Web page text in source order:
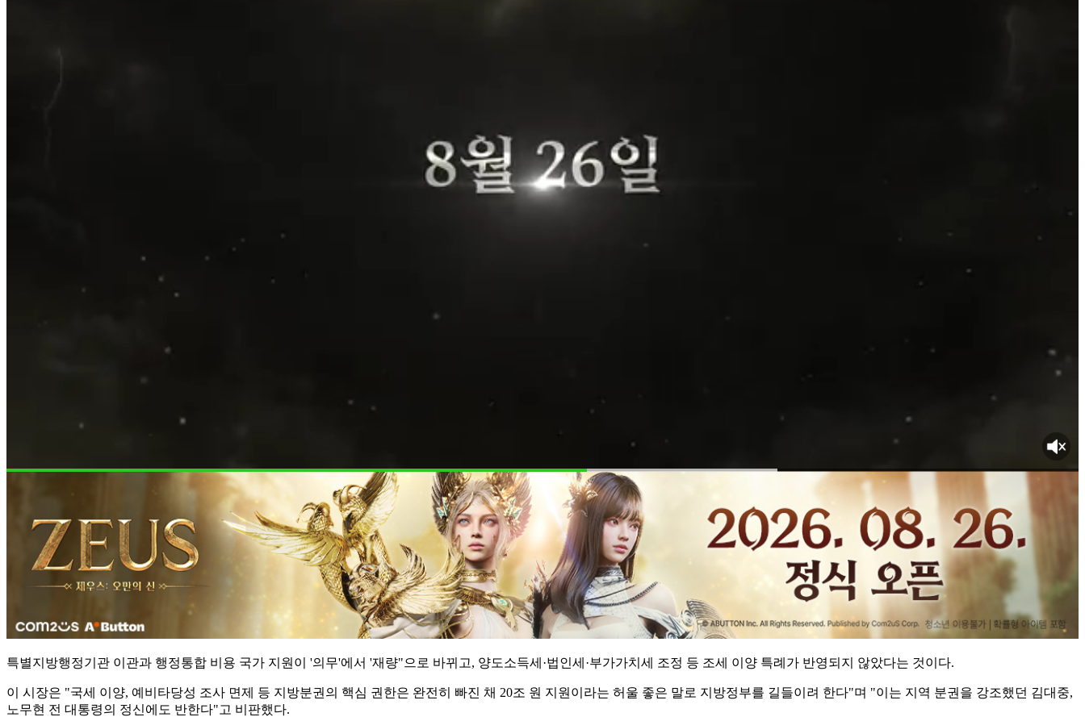
특별지방행정기관 이관과 행정통합 비용 국가 지원이 '의무'에서 '재량"으로 바뀌고, 양도소득세·법인세·부가가치세 조정 등 조세 이양 특례가 반영되지 않았다는 것이다.
이 시장은 "국세 이양, 예비타당성 조사 면제 등 지방분권의 핵심 권한은 완전히 빠진 채 20조 원 지원이라는 허울 좋은 말로 지방정부를 길들이려 한다"며 "이는 지역 분권을 강조했던 김대중,
노무현 전 대통령의 정신에도 반한다"고 비판했다.